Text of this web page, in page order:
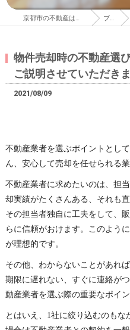
京都市の不動産はイエストア株式会社 ブログ
物件売却時の不動産選
ご説明させていただき
2021/08/09
不動産業者を選ぶポイントとし
ん、安心して売却を任せられる
不動産業者に求めたいのは、担
却実績がたくさんある、それも
その担当者独自に工夫をして、
らに信頼がおけます。このよう
が理想的です。
その他、わからないことがあれ
期限に遅れない、すぐに連絡が
動産業者を選ぶ際の重要なポイン
とはいえ、1社に絞り込むのも